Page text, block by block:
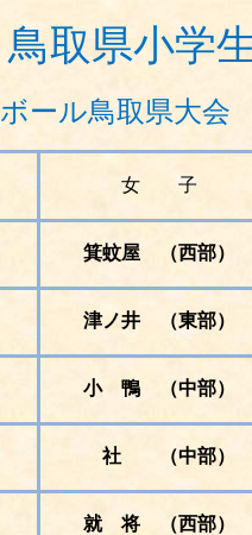
鳥取県小学
ール鳥取県大
女 子
箕蚊屋 （西部）
津ノ井 （東部）
小 鴨 （中部）
社 （中部）
就 将 （西部）